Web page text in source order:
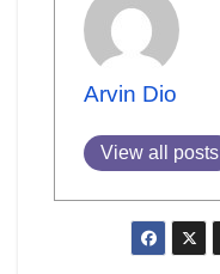
Arvin Dio
View all posts